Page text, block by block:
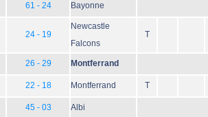
61 - 24 Bayonne
24 - 19
Newcastle
Falcons
T
26 - 29 Montferrand
22 - 18 Montferrand T
45 - 03 Albi